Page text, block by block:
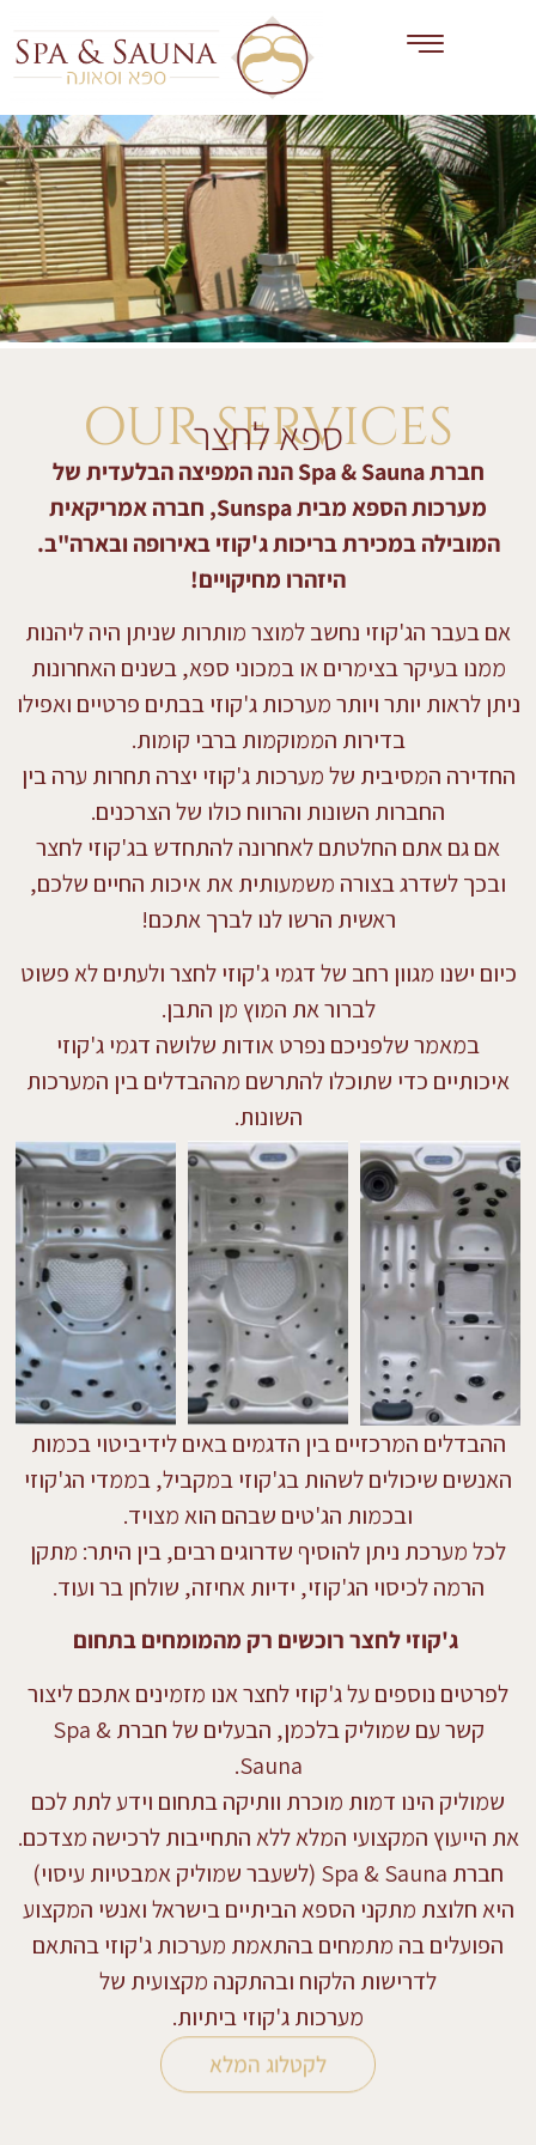
OUR SERVICES
ספא לחצר
חברת Spa & Sauna הנה המפיצה הבלעדית של
מערכות הספא מבית Sunspa, חברה אמריקאית
המובילה במכירת בריכות ג'קוזי באירופה ובארה"ב.
היזהרו מחיקויים!
אם בעבר הג'קוזי נחשב למוצר מותרות שניתן היה ליהנות
ממנו בעיקר בצימרים או במכוני ספא, בשנים האחרונות
ניתן לראות יותר ויותר מערכות ג'קוזי בבתים פרטיים ואפילו
בדירות הממוקמות ברבי קומות.
החדירה המסיבית של מערכות ג'קוזי יצרה תחרות ערה בין
החברות השונות והרווח כולו של הצרכנים.
אם גם אתם החלטתם לאחרונה להתחדש בג'קוזי לחצר
ובכך לשדרג בצורה משמעותית את איכות החיים שלכם,
ראשית הרשו לנו לברך אתכם!
כיום ישנו מגוון רחב של דגמי ג'קוזי לחצר ולעתים לא פשוט
לברור את המוץ מן התבן.
במאמר שלפניכם נפרט אודות שלושה דגמי ג'קוזי
איכותיים כדי שתוכלו להתרשם מההבדלים בין המערכות
השונות.
ההבדלים המרכזיים בין הדגמים באים לידיביטוי בכמות
האנשים שיכולים לשהות בג'קוזי במקביל, בממדי הג'קוזי
ובכמות הג'טים שבהם הוא מצויד.
לכל מערכת ניתן להוסיף שדרוגים רבים, בין היתר: מתקן
הרמה לכיסוי הג'קוזי, ידיות אחיזה, שולחן בר ועוד.
ג'קוזי לחצר רוכשים רק מהמומחים בתחום
לפרטים נוספים על ג'קוזי לחצר אנו מזמינים אתכם ליצור
קשר עם שמוליק בלכמן, הבעלים של חברת Spa &
Sauna.
שמוליק הינו דמות מוכרת וותיקה בתחום וידע לתת לכם
את הייעוץ המקצועי המלא ללא התחייבות לרכישה מצדכם.
חברת Spa & Sauna (לשעבר שמוליק אמבטיות עיסוי)
היא חלוצת מתקני הספא הביתיים בישראל ואנשי המקצוע
הפועלים בה מתמחים בהתאמת מערכות ג'קוזי בהתאם
לדרישות הלקוח ובהתקנה מקצועית של
מערכותג'קוזי ביתיות.
לקטלוג המלא